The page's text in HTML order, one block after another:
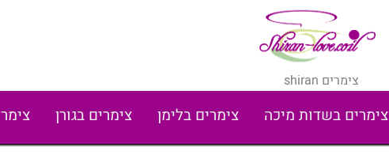
צימרים shiran
צימרים בשדות מיכה צימרים בלימן צימרים בגורן צימר